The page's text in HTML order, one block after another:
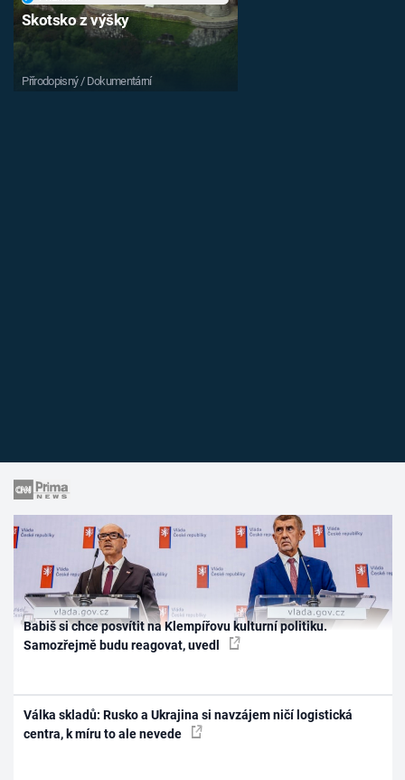
Skotsko z výšky
Přírodopisný / Dokumentární
Babiš si chce posvítit na Klempířovu kulturní politiku.
Samozřejmě budu reagovat, uvedl
Válka skladů: Rusko a Ukrajina si navzájem ničí logistická
centra, k míru to ale nevede